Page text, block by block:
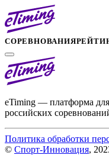
СОРЕВНОВАНИЯ
eTiming — платформа для
российских
Политика обработки
© Спорт-Инновация,